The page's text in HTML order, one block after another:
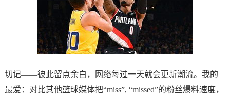
切记——彼此留点余白，网络每过一天就会更新潮流。我的
最爱：对比其他篮球媒体把“miss”, “missed”的粉丝爆料速度，